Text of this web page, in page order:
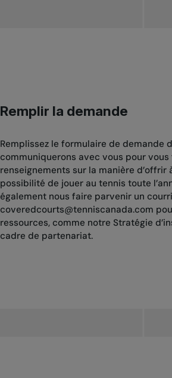
Remplir la demande
Remplissez le formulaire de demande
communiquerons avec vous pour
renseignements sur la manière
possibilité de jouer au tennis toute
également nous faire parvenir un
coveredcourts@tenniscanada.com
ressources, comme notre Stratégie
cadre de partenariat.